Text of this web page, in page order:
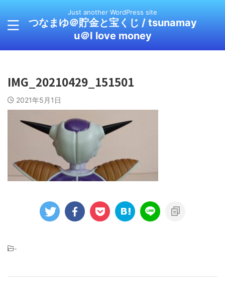
Just another WordPress site
つなまゆ＠貯金と宝くじ / tsunamay
u＠I love money
IMG_20210429_151501
2021年5月1日
-